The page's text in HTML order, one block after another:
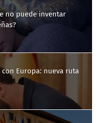
no puede inventar
con Europa: nueva ruta